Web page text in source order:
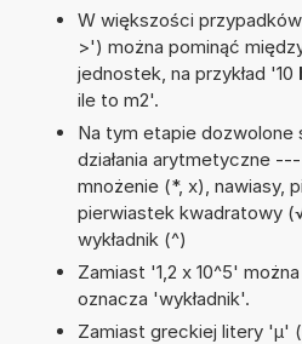
W większości
>') można pominąć
jednostek, na przykład '10
ile to m2'.
Na tym etapie
działania arytmetyczne
mnożenie (*, x), nawiasy,
pierwiastek kwadratowy
wykładnik (^)
Zamiast '1,2 x 10^5'
oznacza 'wykładnik'.
Zamiast greckiej litery 'µ'